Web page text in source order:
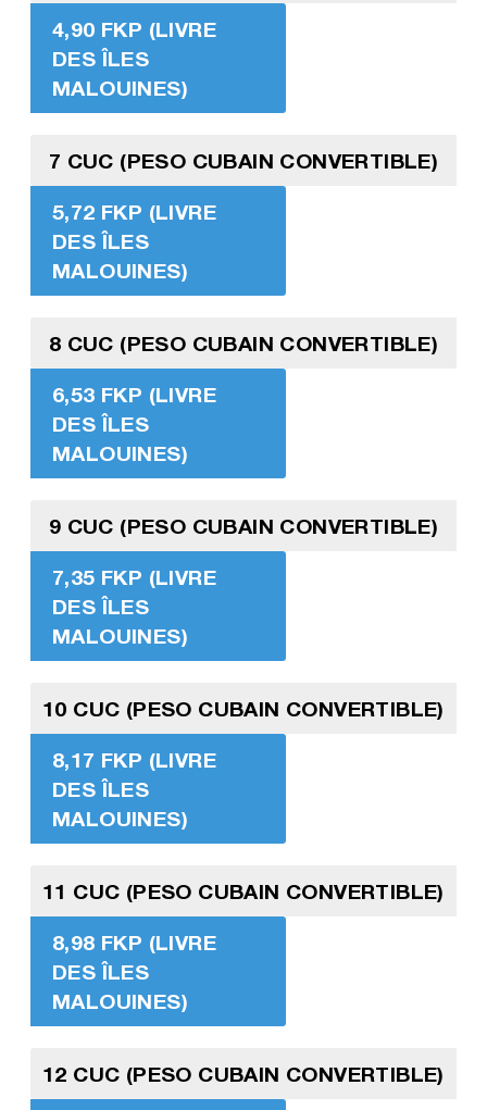
4,90 FKP (LIVRE
DES ÎLES
MALOUINES)
7 CUC (PESO CUBAIN CONVERTIBLE)
5,72 FKP (LIVRE
DES ÎLES
MALOUINES)
8 CUC (PESO CUBAIN CONVERTIBLE)
6,53 FKP (LIVRE
DES ÎLES
MALOUINES)
9 CUC (PESO CUBAIN CONVERTIBLE)
7,35 FKP (LIVRE
DES ÎLES
MALOUINES)
10 CUC (PESO CUBAIN CONVERTIBLE)
8,17 FKP (LIVRE
DES ÎLES
MALOUINES)
11 CUC (PESO CUBAIN CONVERTIBLE)
8,98 FKP (LIVRE
DES ÎLES
MALOUINES)
12 CUC (PESO CUBAIN CONVERTIBLE)